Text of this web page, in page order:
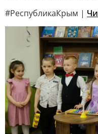
#РеспубликаКрым |